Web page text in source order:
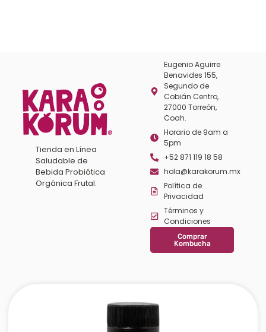
Tienda en Línea
Saludable de
Bebida Probiótica
Orgánica Frutal.
Eugenio Aguirre
Benavides 155,
Segundo de
Cobián Centro,
27000 Torreón,
Coah.
Horario de 9am a
5pm
+52 871 119 18 58
hola@karakorum.mx
Política de
Privacidad
Términos y
Condiciones
Comprar
Kombucha